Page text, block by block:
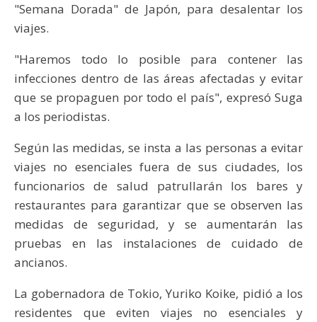
"Semana Dorada" de Japón, para desalentar los
viajes.
"Haremos todo lo posible para contener las
infecciones dentro de las áreas afectadas y evitar
que se propaguen por todo el país", expresó Suga
a los periodistas.
Según las medidas, se insta a las personas a evitar
viajes no esenciales fuera de sus ciudades, los
funcionarios de salud patrullarán los bares y
restaurantes para garantizar que se observen las
medidas de seguridad, y se aumentarán las
pruebas en las instalaciones de cuidado de
ancianos.
La gobernadora de Tokio, Yuriko Koike, pidió a los
residentes que eviten viajes no esenciales y